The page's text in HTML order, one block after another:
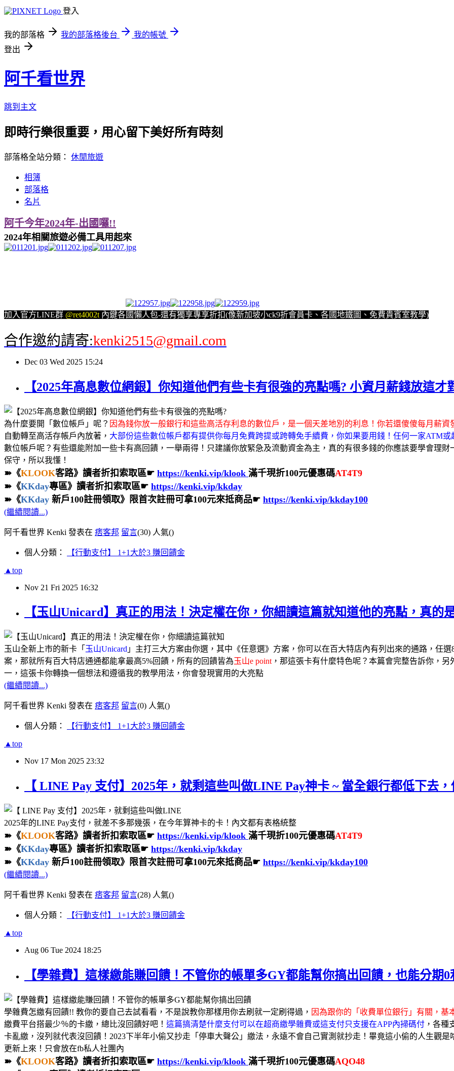
登入
我的部落格 我的部落格後台
我的帳號
登出
阿千看世界
跳到主文
即時行樂很重要，用心留下美好所有時刻
部落格全站分類： 休閒旅遊
相簿
部落格
名片
阿千今年2024年-出國囉!!
2024年相關旅遊必備工具用起來
加入官方LINE群 @ret4002t 內鍵各國懶人包-還有獨享專享折扣(像新加坡小ck9折會員卡、各國地鐵圖、免費貴賓室教學)
合作邀約請寄:kenki2515@gmail.com
Dec 03 Wed 2025 15:24
【2025年高息數位網銀】你知道他們有些卡有很強的亮點嗎? 小資月薪錢放這
為什麼要開「數位帳戶」呢？ 因為錢你放一般銀行和這些高活存利息的數位戶，是一個天差地別的利息！你若還傻傻每月薪資
自動轉至高活存帳戶內放著， 大部份這些數位帳戶都有提供你每月免費跨提或跨轉免手續費，你如果要用錢！任何一家ATM
數位帳戶呢？有些還能附加一些卡有高回饋，一舉兩得！只建議你放緊急及流動資金為主，真的有很多錢的你應該要學會理
保守，所以我懂！
➽《KLOOK客路》讀者折扣索取區☛ https://kenki.vip/klook 滿千現折100元優惠碼AT4T9
➽《KKday專區》讀者折扣索取區☛ https://kenki.vip/kkday
➽《KKday 新戶100註冊領取》限首次註冊可拿100元來抵商品☛ https://kenki.vip/kkday100
(繼續閱讀...)
阿千看世界 Kenki 發表在 痞客邦 留言(30) 人氣()
個人分類： 【行動支付】 1+1大於3 賺回饋金
▲top
Nov 21 Fri 2025 16:32
【玉山Unicard】真正的用法！決定權在你，你細讀這篇就知道他的亮點，真的
玉山全新上市的新卡「 玉山Unicard 」主打三大方案由你選，其中《任意選》方案，你可以在百大特店內有列出來的通路，任
案，那就所有百大特店通通都能拿最高5%回饋，所有的回饋皆為玉山e point ，那這張卡有什麼特色呢？本篇會完整告訴你，
一，這張卡你轉換一個想法和遵循我的教學用法，你會發現實用的大亮點
(繼續閱讀...)
阿千看世界 Kenki 發表在 痞客邦 留言(0) 人氣()
個人分類： 【行動支付】 1+1大於3 賺回饋金
▲top
Nov 17 Mon 2025 23:32
【 LINE Pay 支付】2025年，就剩這些叫做LINE Pay神卡 ~ 當全銀行都低下去，
2025年的LINE Pay支付，就差不多那幾張，在今年算神卡的卡！內文都有表格統整
➽《KLOOK客路》讀者折扣索取區☛ https://kenki.vip/klook 滿千現折100元優惠碼AT4T9
➽《KKday專區》讀者折扣索取區☛ https://kenki.vip/kkday
➽《KKday 新戶100註冊領取》限首次註冊可拿100元來抵商品☛ https://kenki.vip/kkday100
(繼續閱讀...)
阿千看世界 Kenki 發表在 痞客邦 留言(28) 人氣()
個人分類： 【行動支付】 1+1大於3 賺回饋金
▲top
Aug 06 Tue 2024 18:25
【學雜費】這樣繳能賺回饋！不管你的帳單多GY都能幫你搞出回饋，也能分期
學雜費怎繳有回饋!! 教你的要自己去試看看，不是說教你那樣用你去刷就一定刷得過， 因為跟你的「收費單位銀行」有關，
繳費平台搭最少％的卡繳，總比沒回饋好吧！ 這篇搞清楚什麼支付可以在超商繳學雜費或這支付只支援在APP內掃碼付 ，各種
卡亂繳，沒列就代表沒回饋！2023下半年小偷又抄走「停車大聲公」繳法，永遠不會自己實測就抄走！畢竟這小偷的人生觀
更新上來！只會放在fb私人社團內
➽《KLOOK客路》讀者折扣索取區☛ https://kenki.vip/klook 滿千現折100元優惠碼AQO48